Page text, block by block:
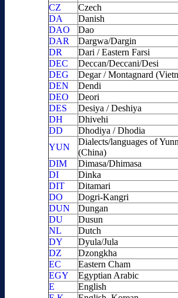
CZ
Czech
DA
Danish
DAO
Dao
DAR
Dargwa/Dargin
DR
Dari / Eastern Farsi
DEC
Deccan/Deccani/Desi
DEG
Degar / Montagnard
DEN
Dendi
DEO
Deori
DES
Desiya / Deshiya
DH
Dhivehi
DD
Dhodiya / Dhodia
YUN
Dialects/languages of
(China)
DIM
Dimasa/Dhimasa
DI
Dinka
DIT
Ditamari
DO
Dogri-Kangri
DUN
Dungan
DU
Dusun
NL
Dutch
DY
Dyula/Jula
DZ
Dzongkha
EC
Eastern Cham
EGY
Egyptian Arabic
E
English